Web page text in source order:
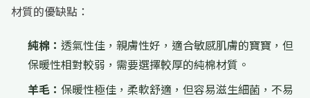
材質的優缺點：
純棉： 透氣性佳，親膚性好，適合敏感肌膚的寶寶，但
保暖性相對較弱，需要選擇較厚的純棉材質。
羊毛： 保暖性極佳，柔軟舒適，但容易滋生細菌，不易